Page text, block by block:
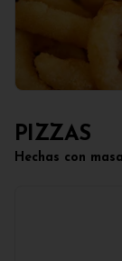
PIZZAS
Hechas con